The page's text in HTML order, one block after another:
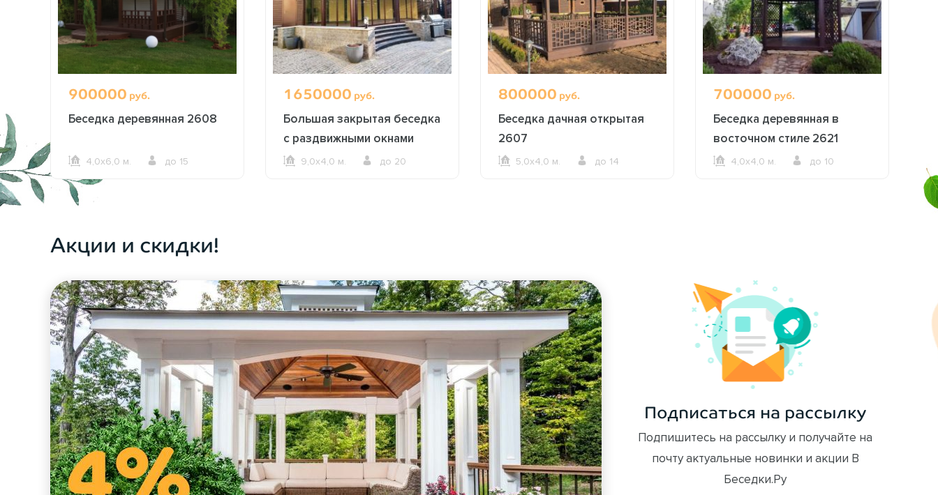
900000 руб.
Беседка деревянная 2608
4,0х6,0 м. до 15
1650000 руб.
Большая закрытая беседка
с раздвижными окнами
26199,0х4,0 м. до 20
800000 руб.
Беседка дачная открытая
2607
5,0х4,0 м. до 14
700000 руб.
Беседка деревянная в
восточном стиле 2621
4,0х4,0 м. до 10
Акции и скидки!
Подписаться на рассылку
Подпишитесь на рассылку и получайте на
почту актуальные новинки и акции В
Беседки.Ру